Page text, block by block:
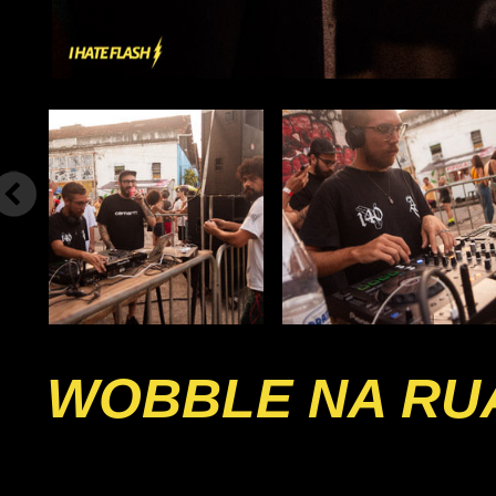
WOBBLE NA